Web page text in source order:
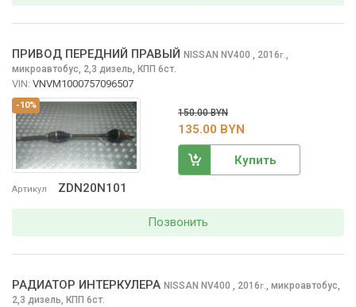
-10%
Артикул ZDN20N101
ПРИВОД ПЕРЕДНИЙ ПРАВЫЙ NISSAN NV400 , 2016г.,
микроавтобус, 2,3 дизель, КПП 6ст.
VIN: VNVM1000757096507
150.00 BYN
135.00 BYN
Купить
Позвонить
РАДИАТОР ИНТЕРКУЛЕРА NISSAN NV400 , 2016г., микроавтобус,
2,3 дизель, КПП 6ст.